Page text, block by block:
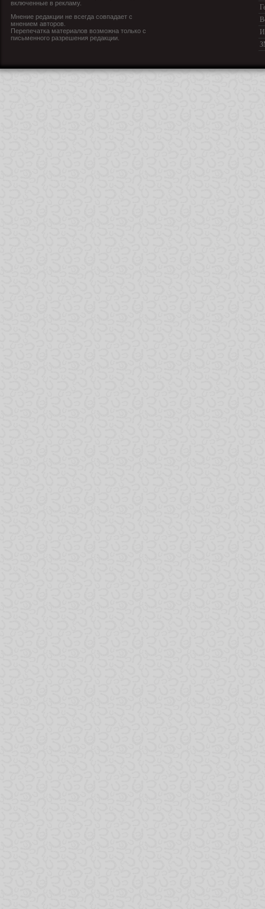
включенные в рекламу.
Мнение редакции не всегда совпадает с
мнением авторов.
Перепечатка материалов возможна только с
письменного разрешения редакции.